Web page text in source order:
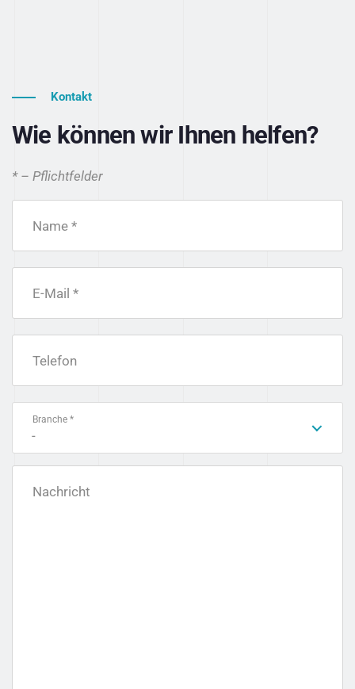
Kontakt
Wie können wir Ihnen helfen?
* – Pflichtfelder
Name *
E-Mail *
Telefon
Branche *
-
Nachricht